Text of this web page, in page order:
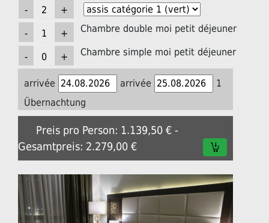
Chambre double moi petit déjeuner
Chambre simple moi petit déjeuner
arrivée arrivée
1
Übernachtung
Preis pro Person: 1.139,50 € -
Gesamtpreis: 2.279,00 €